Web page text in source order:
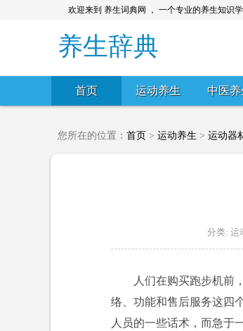
欢迎来到 养生词典网 ， 一个专业的养生知识学
养生辞典
首页 运动养生 中医
您所在的位置： 首页 > 运动养生 > 运动器
分类: 运
人们在购买跑步机前
络、功能和售后服务这四
人员的一些话术，而急于